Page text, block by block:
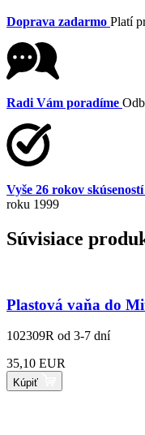
Doprava zadarmo Platí
Radi Vám poradíme
Vyše 26 rokov skúseností
roku 1999
Súvisiace
Plastová vaňa do
102309R od 3-7 dní
35,10 EUR
Kúpiť